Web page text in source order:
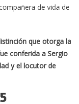
de vida de
que otorga la
conferida a Sergio
y el locutor de